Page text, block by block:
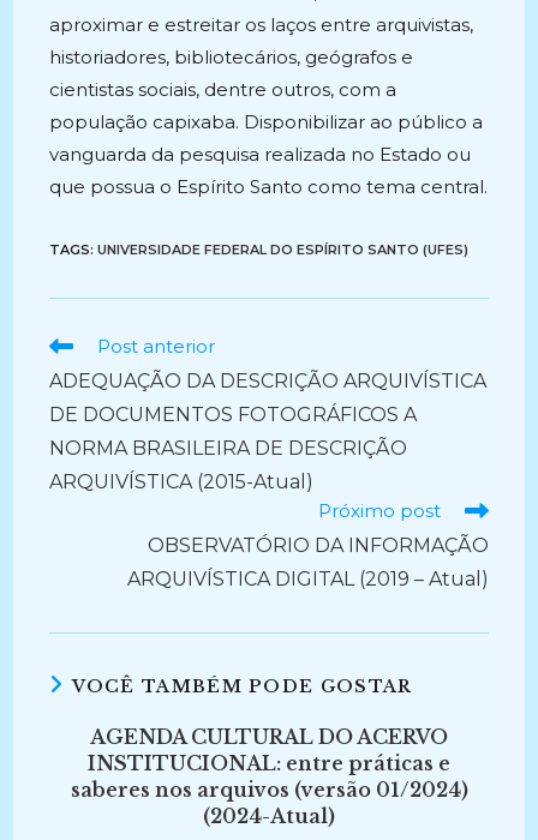
aproximar e estreitar os laços entre arquivistas,
historiadores, bibliotecários, geógrafos e
cientistas sociais, dentre outros, com a
população capixaba. Disponibilizar ao público a
vanguarda da pesquisa realizada no Estado ou
que possua o Espírito Santo como tema central.
TAGS:UNIVERSIDADE FEDERAL DO ESPÍRITO SANTO (UFES)
Ler
artigos
Post anterior
ADEQUAÇÃO DA DESCRIÇÃO ARQUIVÍSTICA
DE DOCUMENTOS FOTOGRÁFICOS A
NORMA BRASILEIRA DE DESCRIÇÃO
ARQUIVÍSTICA (2015-Atual)
Próximo post
OBSERVATÓRIO DA INFORMAÇÃO
ARQUIVÍSTICA DIGITAL (2019 – Atual)
VOCÊ TAMBÉM PODE GOSTAR
AGENDA CULTURAL DO ACERVO
INSTITUCIONAL: entre práticas e
saberes nos arquivos (versão 01/2024)
(2024-Atual)